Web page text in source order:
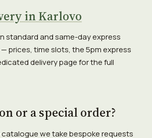
in Karlovo
standard and same-day express
prices, time slots, the 5pm express
delivery page for the full
or a special order?
we take bespoke requests